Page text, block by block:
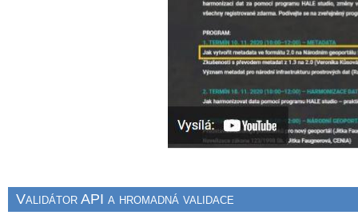
Validátor API a hromadná validace